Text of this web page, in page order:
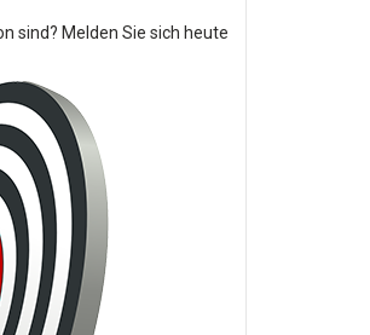
sind? Melden Sie sich heute